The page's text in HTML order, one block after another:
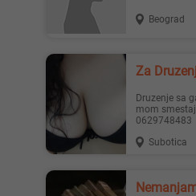
Beograd
Za
Druzenje sa galantnom gospodom u
mom
0629748483
Subotica